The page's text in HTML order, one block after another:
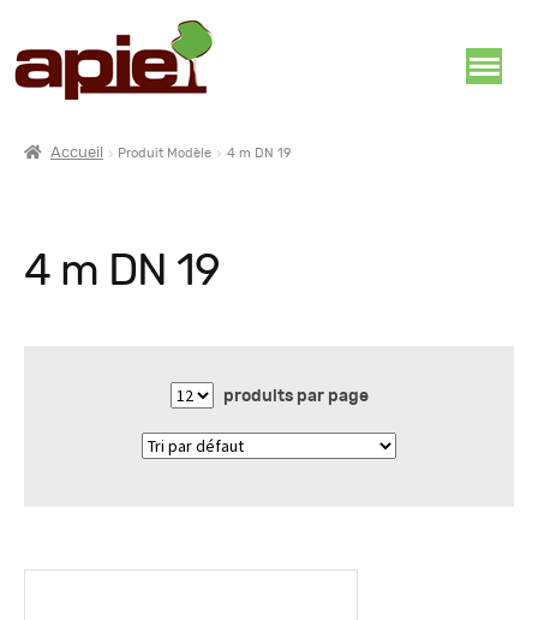
Accueil Produit Modèle 4 m DN 19
4 m DN 19
produits par page